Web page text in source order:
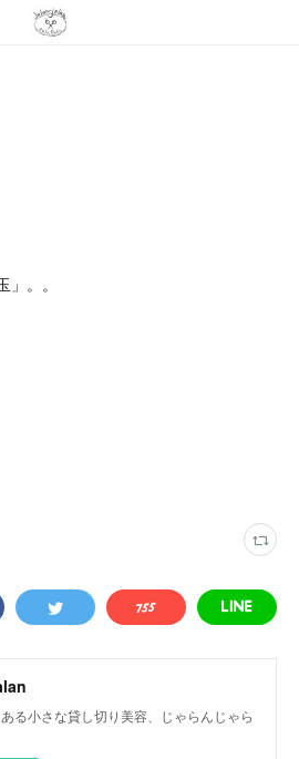
。。
る小さな貸し切り美容、じゃらんじゃら